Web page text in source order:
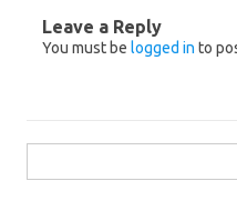
Leave a Reply
You must be logged in to
for: